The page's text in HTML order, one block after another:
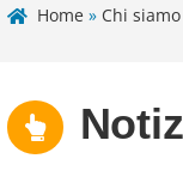
Home » Chi siamo